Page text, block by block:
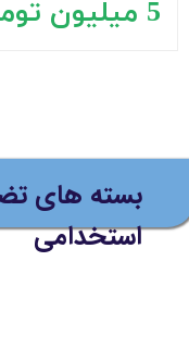
5 میلیون تومان)
بسته های
استخدامی